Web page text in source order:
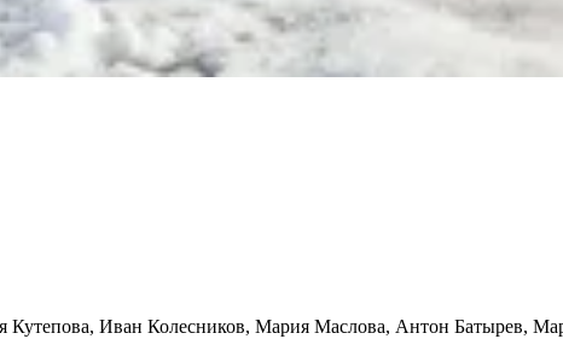
Кутепова, Иван Колесников, Мария Маслова, Антон Батырев,